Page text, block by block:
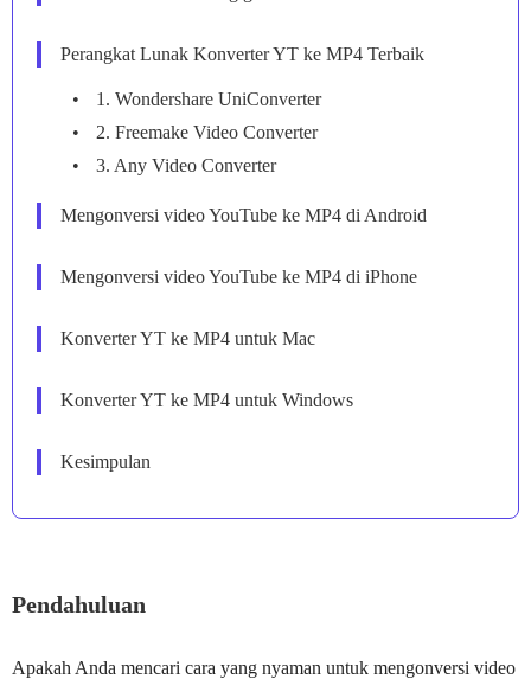
Perangkat Lunak Konverter YT ke MP4 Terbaik
1. Wondershare UniConverter
2. Freemake Video Converter
3. Any Video Converter
Mengonversi video YouTube ke MP4 di Android
Mengonversi video YouTube ke MP4 di iPhone
Konverter YT ke MP4 untuk Mac
Konverter YT ke MP4 untuk Windows
Kesimpulan
Pendahuluan
Apakah Anda mencari cara yang nyaman untuk mengonversi video